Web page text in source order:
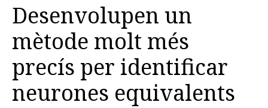
DOCÈNCIA
INSTITUCIÓ
VIDA AL CAMPUS
COMUNITAT URV
Desenvolupen un
mètode molt més
precís per identificar
neurones equivalents